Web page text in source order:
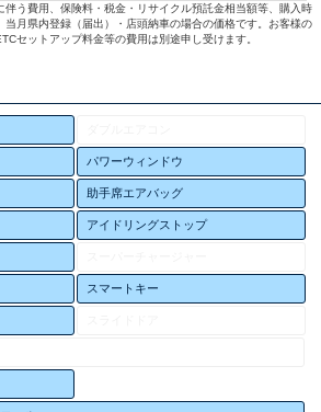
う費用、保険料・税金・リサイクル預託金相当額等、購入時
当月県内登録（届出）・店頭納車の場合の価格です。お客様の
セットアップ料金等の費用は別途申し受けます。
パワーウィンドウ
助手席エアバッグ
アイドリングストップ
スマートキー